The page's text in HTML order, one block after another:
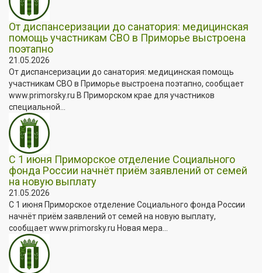
От диспансеризации до санатория: медицинская
помощь участникам СВО в Приморье выстроена
поэтапно
21.05.2026
От диспансеризации до санатория: медицинская помощь
участникам СВО в Приморье выстроена поэтапно, сообщает
www.primorsky.ru В Приморском крае для участников
специальной...
С 1 июня Приморское отделение Социального
фонда России начнёт приём заявлений от семей
на новую выплату
21.05.2026
С 1 июня Приморское отделение Социального фонда России
начнёт приём заявлений от семей на новую выплату,
сообщает www.primorsky.ru Новая мера...